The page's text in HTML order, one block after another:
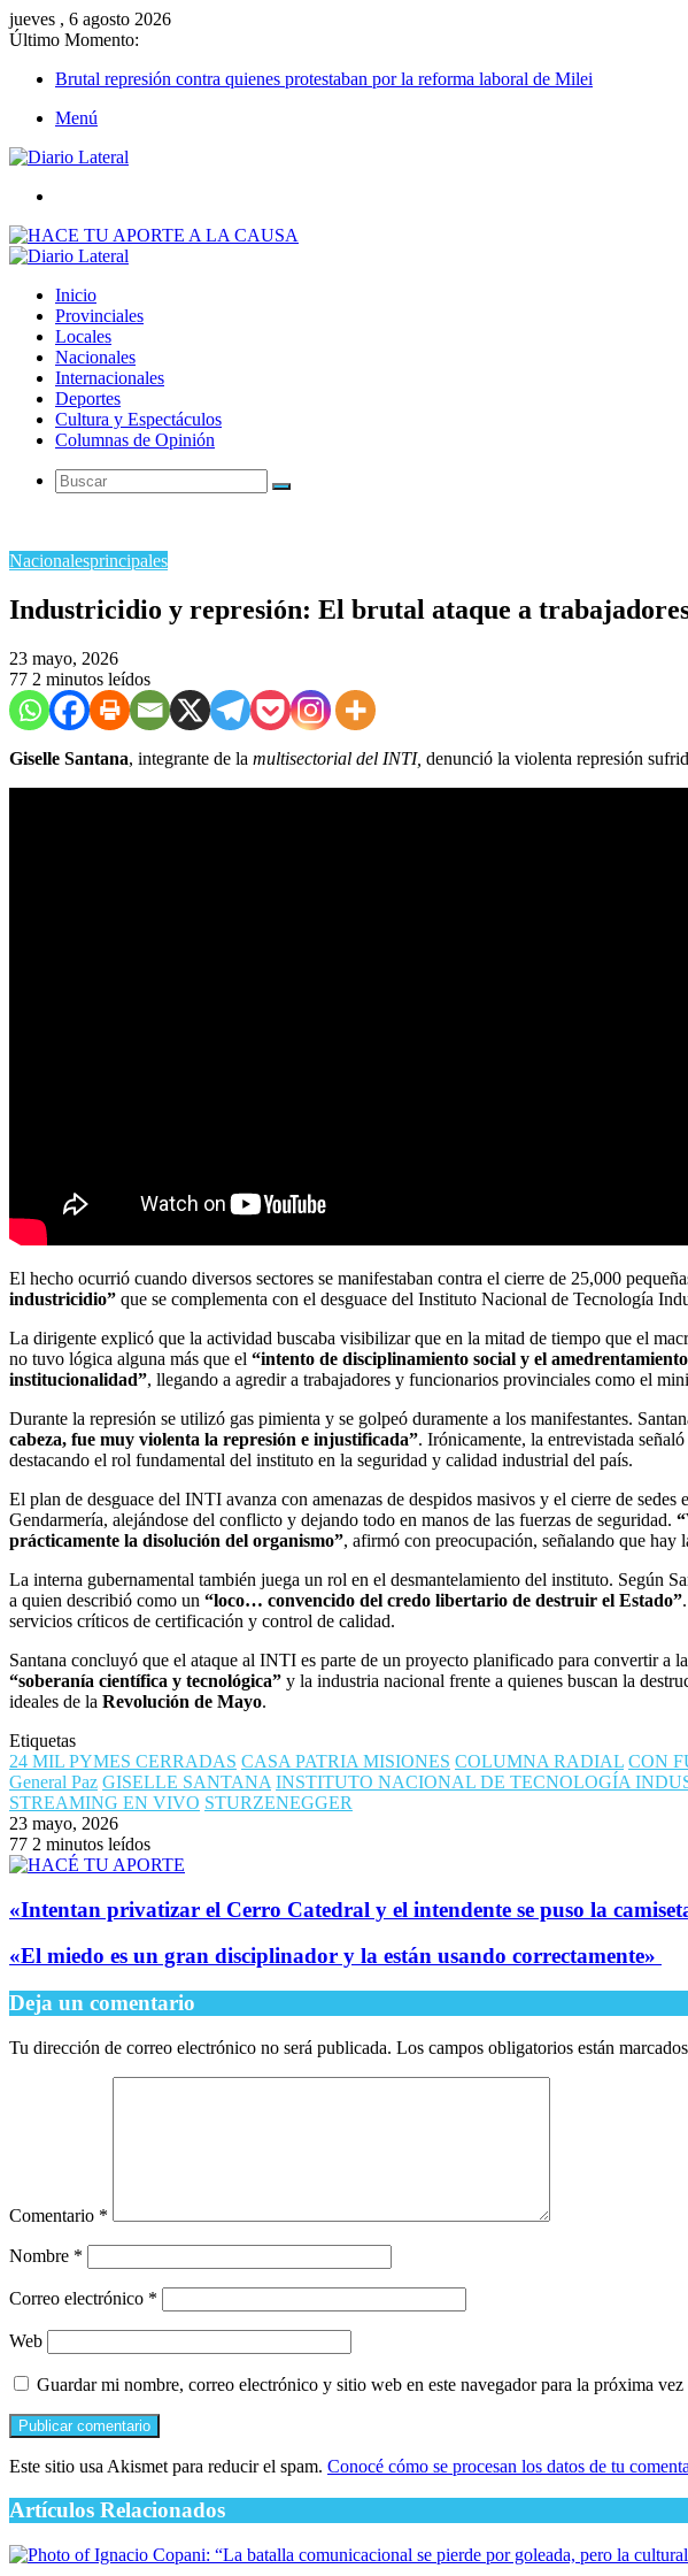
jueves , 6 agosto 2026
Último Momento:
Brutal represión contra quienes protestaban por la reforma laboral de Milei
Menú
Inicio
Provinciales
Locales
Nacionales
Internacionales
Deportes
Cultura y Espectáculos
Columnas de Opinión
Buscar
Nacionalesprincipales
Industricidio y represión: El brutal ataque a
23 mayo, 2026
77 2 minutos leídos
Giselle Santana, integrante de la multisectorial del INTI, denunció la violenta represión
El hecho ocurrió cuando diversos sectores se manifestaban contra el cierre de 25,000
industricidio” que se complementa con el desguace del Instituto Nacional de Tecnología
La dirigente explicó que la actividad buscaba visibilizar que en la mitad de tiempo que el
no tuvo lógica alguna más que el “intento de disciplinamiento social y el
institucionalidad”, llegando a agredir a trabajadores y funcionarios provinciales como el
Durante la represión se utilizó gas pimienta y se golpeó duramente a los manifestantes.
cabeza, fue muy violenta la represión e injustificada”. Irónicamente, la entrevistada
destacando el rol fundamental del instituto en la seguridad y calidad industrial del país.
El plan de desguace del INTI avanza con amenazas de despidos masivos y el cierre de
Gendarmería, alejándose del conflicto y dejando todo en manos de las fuerzas de seguridad.
prácticamente la disolución del organismo”, afirmó con preocupación, señalando que hay
La interna gubernamental también juega un rol en el desmantelamiento del instituto. Según
a quien describió como un “loco… convencido del credo libertario de destruir el Estado”
servicios críticos de certificación y control de calidad.
Santana concluyó que el ataque al INTI es parte de un proyecto planificado para convertir
“soberanía científica y tecnológica” y la industria nacional frente a quienes buscan la
ideales de la Revolución de Mayo.
Etiquetas
24 MIL PYMES CERRADAS CASA PATRIA MISIONES COLUMNA RADIAL CON
General Paz GISELLE SANTANA INSTITUTO NACIONAL DE TECNOLOGÍA
STREAMING EN VIVO STURZENEGGER
23 mayo, 2026
77 2 minutos leídos
​«Intentan privatizar el Cerro Catedral y el intendente se puso la
​«El miedo es un gran disciplinador y la están usando correctamente»
Deja un comentario
Tu dirección de correo electrónico no será publicada. Los campos obligatorios están
Comentario *
Nombre *
Correo electrónico *
Web
Guardar mi nombre, correo electrónico y sitio web en este navegador para la próxima
Este sitio usa Akismet para reducir el spam. Conocé cómo se procesan los datos de tu
Artículos Relacionados